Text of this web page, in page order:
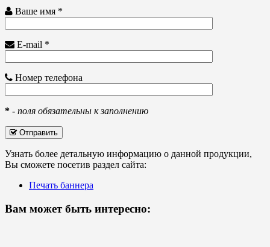
Ваше имя *
E-mail *
Номер телефона
* - поля обязательны к заполнению
Отправить
Узнать более детальную информацию о данной продукции,
Вы сможете посетив раздел сайта:
Печать баннера
Вам может быть интересно: